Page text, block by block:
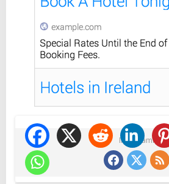
Ikuti Kami